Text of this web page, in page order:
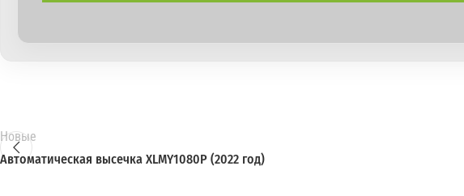
Новые
Автоматическая высечка XLMY1080P (2022 год)